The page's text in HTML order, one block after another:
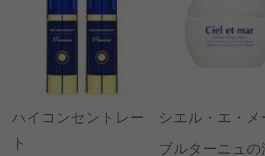
ハイコンセントレー
ト
シエル・エ・メ
ブルターニュの